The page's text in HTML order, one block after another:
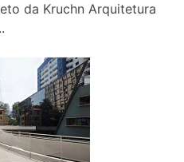
da Kruchn Arquitetura